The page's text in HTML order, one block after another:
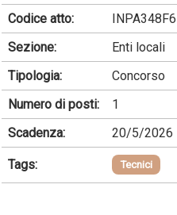
Codice atto:
INPA348F6
Sezione:
Enti locali
Tipologia:
Concorso
Numero di posti:
1
Scadenza:
20/5/2026
Tags: Tecnici